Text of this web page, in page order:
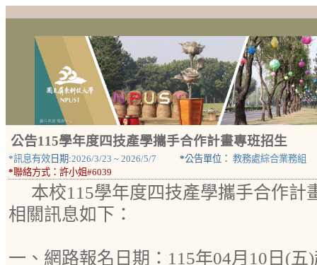
公告115學年度四技產學攜手合作計畫專班招生
*訊息有效 日期:2026/3/23 ~ 2026/5/7 *公告單位： 教務處綜合業務組
*聯絡方式： 許小姐#6039
本校115學年度四技產學攜手合作計
相關訊息如下：
一、網路報名日期：115年04月10日(五